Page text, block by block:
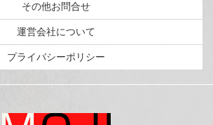
その他お問合せ
運営会社について
プライバシーポリシー